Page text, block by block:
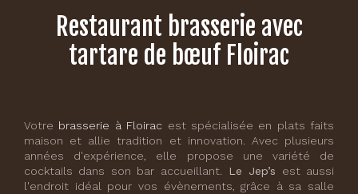
Restaurant brasserie avec
tartare de bœuf Floirac
Votre brasserie à Floirac est spécialisée en plats faits
maison et allie tradition et innovation. Avec plusieurs
années d'expérience, elle propose une variété de
cocktails dans son bar accueillant.
Le Jep’s est aussi
l'endroit idéal pour vos évènements, grâce à sa salle